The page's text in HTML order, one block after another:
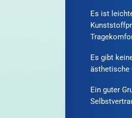
Es ist
Es gibt
ästhetische
Ein guter